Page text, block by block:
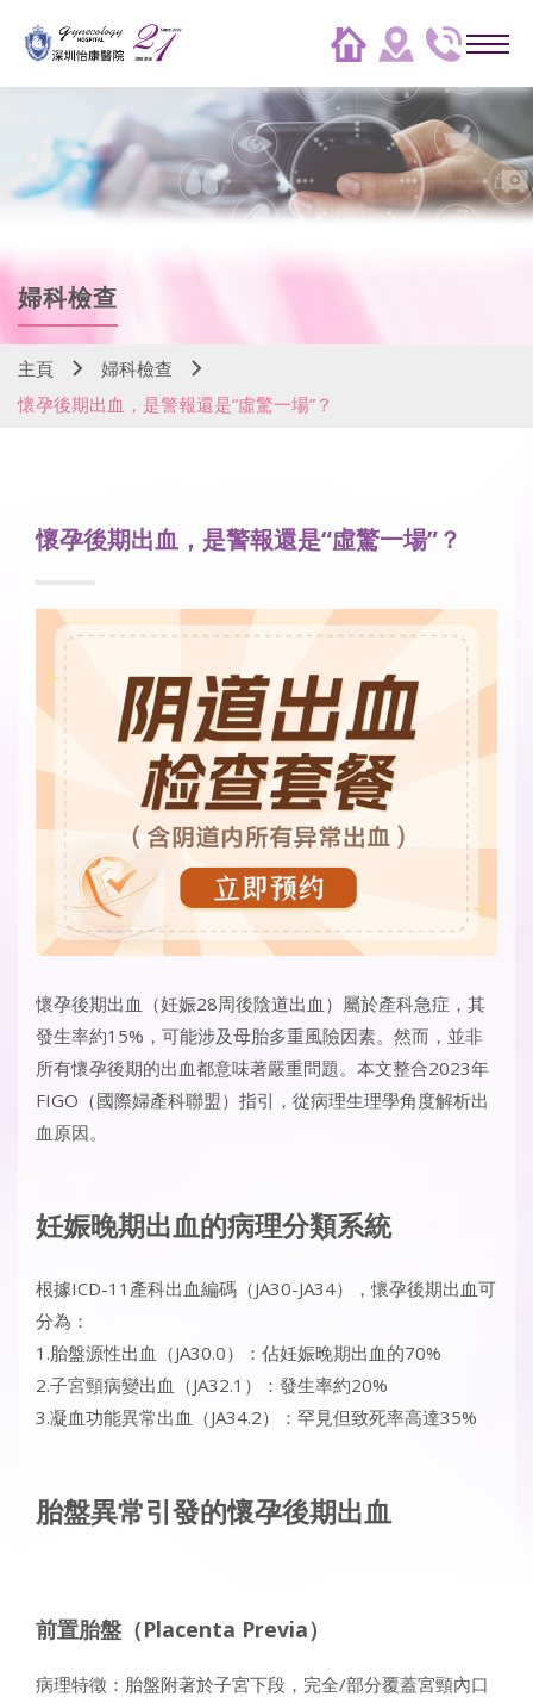
婦科檢查
主頁
婦科檢查
懷孕後期出血，是警報還是“虛驚一場”？
懷孕後期出血，是警報還是“虛驚一場”？
懷孕後期出血 （妊娠28周後陰道出血）屬於產科急症，其
發生率約15%，可能涉及母胎多重風險因素。然而，並非
所有懷孕後期的出血都意味著嚴重問題。本文整合2023年
FIGO（國際婦產科聯盟）指引，從病理生理學角度解析出
血原因。
妊娠晚期出血的病理分類系統
根據ICD-11產科出血編碼（JA30-JA34），懷孕後期出血可
分為：
1.胎盤源性出血（JA30.0）：佔妊娠晚期出血的70%
2.子宮頸病變出血（JA32.1）：發生率約20%
3.凝血功能異常出血（JA34.2）：罕見但致死率高達35%
胎盤異常引發的懷孕後期出血
前置胎盤（Placenta Previa）
病理特徵：胎盤附著於子宮下段，完全/部分覆蓋宮頸內口